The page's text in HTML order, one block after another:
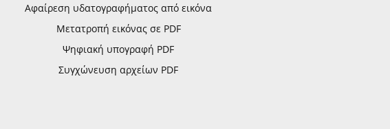
Αφαίρεση υδατογραφήματος από εικόνα
Μετατροπή εικόνας σε PDF
Ψηφιακή υπογραφή PDF
Συγχώνευση αρχείων PDF